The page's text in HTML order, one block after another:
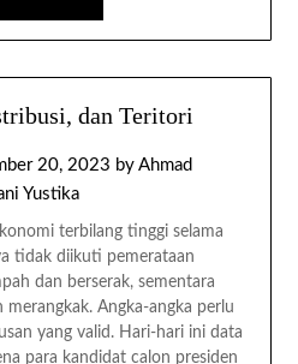
dan Teritori
20, 2023 by Ahmad
Yustika
terbilang tinggi selama
tidak diikuti pemerataan
dan berserak, sementara
merangkak. Angka-angka perlu
yang valid. Hari-hari ini data
para kandidat calon presiden